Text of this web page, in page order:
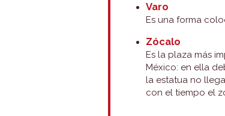
Varo
Es una forma
Zócalo
Es la plaza más
México: en ella
la estatua no
con el tiempo el